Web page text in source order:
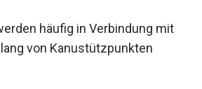
häufig in Verbindung mit
von Kanustützpunkten